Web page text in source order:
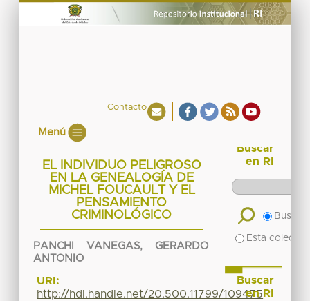
Contacto
Menú
EL INDIVIDUO PELIGROSO
EN LA GENEALOGÍA DE
MICHEL FOUCAULT Y EL
PENSAMIENTO
CRIMINOLÓGICO
PANCHI VANEGAS, GERARDO
ANTONIO
URI:
http://hdl.handle.net/20.500.11799/109475
Buscar
en RI
Buscar
Esta
Buscar
en RI